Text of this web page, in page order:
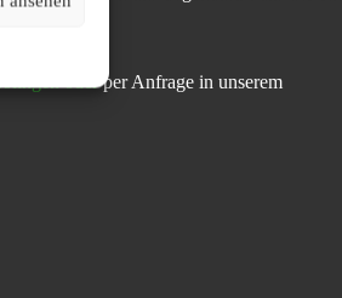
oderper Anfrage in unserem